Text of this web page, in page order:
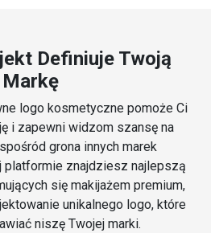
Definiuje Twoją
Markę
logo kosmetyczne pomoże Ci
i zapewni widzom szansę na
grona innych marek
platformie znajdziesz najlepszą
się makijażem premium,
unikalnego logo, które
niszę Twojej marki.